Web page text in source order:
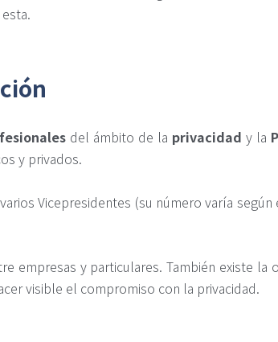
del ámbito de la privacidad y la
y privados.
Vicepresidentes (su número varía según
empresas y particulares. También existe la
visible el compromiso con la privacidad.